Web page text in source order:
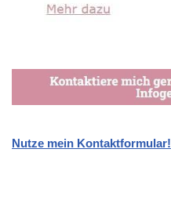
Nutze mein Kontaktformular!